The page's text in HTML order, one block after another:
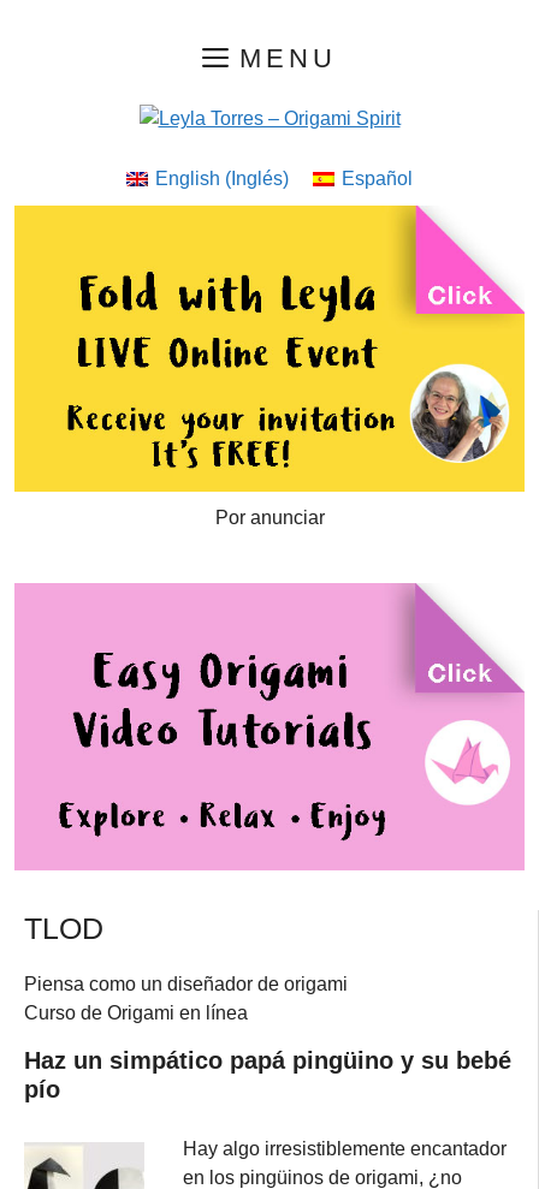
MENU
English ( Inglés) Español
Por anunciar
TLOD
Piensa como un diseñador de origami
Curso de Origami en línea
Haz un simpático papá pingüino y su bebé
pío
Hay algo irresistiblemente encantador
en los pingüinos de origami, ¿no